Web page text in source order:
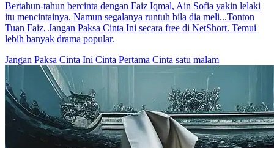
Bertahun-tahun bercinta dengan Faiz Iqmal, Ain Sofia yakin lelaki
itu mencintainya. Namun segalanya runtuh bila dia meli...Tonton
Tuan Faiz, Jangan Paksa Cinta Ini secara free di NetShort. Temui
lebih banyak drama popular.
Jangan Paksa Cinta Ini Cinta Pertama Cinta satu malam